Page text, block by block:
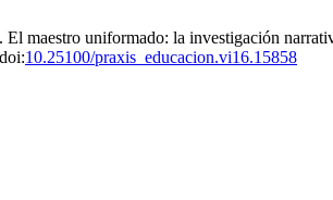
El maestro uniformado: la investigación
10.25100/praxis_educacion.vi16.15858